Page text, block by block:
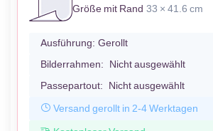
Größe mit Rand 33 × 41.6 cm
Ausführung: Gerollt
Bilderrahmen: Nicht ausgewählt
Passepartout: Nicht ausgewählt
Versand gerollt in 2-4 Werktagen